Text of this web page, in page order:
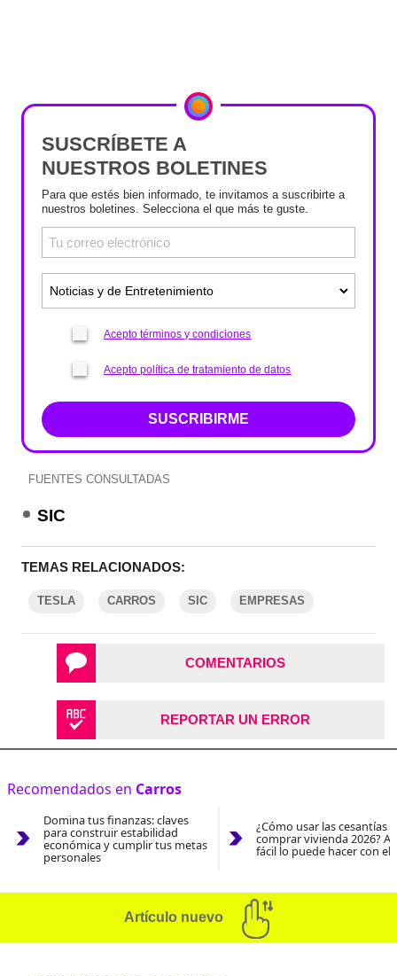
SUSCRÍBETE A
NUESTROS BOLETINES
Para que estés bien informado, te invitamos a suscribirte a
nuestros boletines. Selecciona el que más te guste.
Acepto términos y condiciones
Acepto política de tratamiento de datos
SUSCRIBIRME
FUENTES CONSULTADAS
SIC
TEMAS RELACIONADOS:
TESLA CARROS SIC EMPRESAS
COMENTARIOS
REPORTAR UN ERROR
Recomendados en Carros
Domina tus finanzas: claves
para construir estabilidad
económica y cumplir tus metas
personales
¿Cómo usar las cesantías
comprar vivienda 2026?
fácil lo puede hacer con el
Artículo nuevo